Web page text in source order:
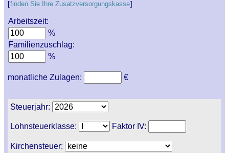
[finden Sie Ihre Zusatzversorgungskasse]
Arbeitszeit:
%
Familienzuschlag:
%
monatliche Zulagen: €
Steuerjahr:
Lohnsteuerklasse: Faktor IV:
Kirchensteuer: